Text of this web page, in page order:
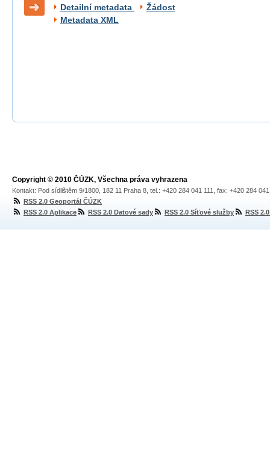
Detailní metadata
Žádost
Metadata XML
Copyright © 2010 ČÚZK, Všechna práva vyhrazena
Kontakt: Pod sídlištěm 9/1800, 182 11 Praha 8, tel.: +420 284 041 111, fax: +420 284
RSS 2.0 Geoportál ČÚZK
RSS 2.0 Aplikace
RSS 2.0 Datové sady RSS 2.0 Síťové služby RSS